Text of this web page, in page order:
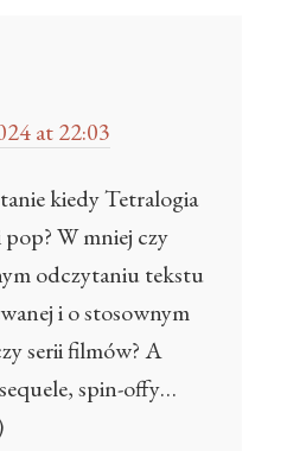
at 22:03
kiedy Tetralogia
pop? W mniej czy
odczytaniu tekstu
i o stosownym
serii filmów? A
spin-offy…